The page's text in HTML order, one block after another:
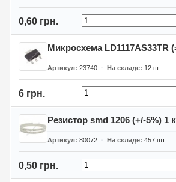
0,60 грн.
Микросхема LD1117AS33TR
Артикул 23740 На складе 12 шт
6 грн.
Резистор smd 1206 (+/-5%) 1
Артикул 80072 На складе 457 шт
0,50 грн.